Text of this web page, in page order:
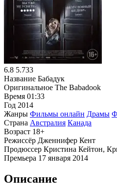
6.8 5.733
Название Бабадук
Оригинальное The Babadook
Время 01:33
Год 2014
Жанры Фильмы онлайн Драмы
Страна Австралия Канада
Возраст 18+
Режиссёр Дженнифер Кент
Продюссер Кристина Кейтон,
Премьера 17 января 2014
Описание